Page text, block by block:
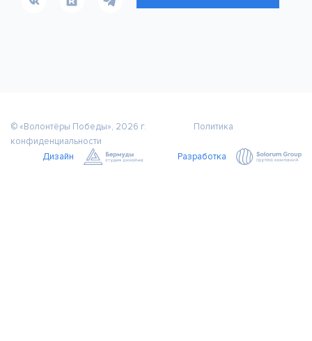
© «Волонтёры Победы», 2026 г.
Политика
конфиденциальности
Дизайн
Разработка